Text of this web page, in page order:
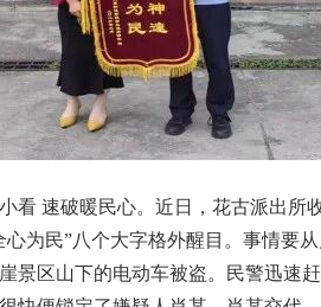
看 速破暖民心。近日，花古派出所
为民”八个大字格外醒目。事情要
景区山下的电动车被盗。民警迅速